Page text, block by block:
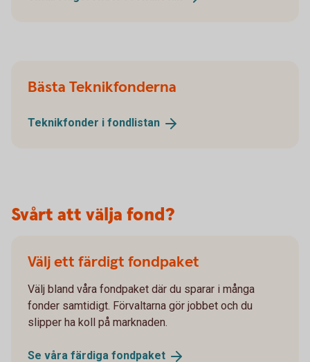
Bästa Teknikfonderna
Teknikfonder i fondlistan
Svårt att välja fond?
Välj ett färdigt fondpaket
Välj bland våra fondpaket där du sparar i många
fonder samtidigt. Förvaltarna gör jobbet och du
slipper ha koll på marknaden.
Se våra färdiga fondpaket